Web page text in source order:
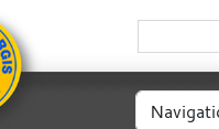
des cookies